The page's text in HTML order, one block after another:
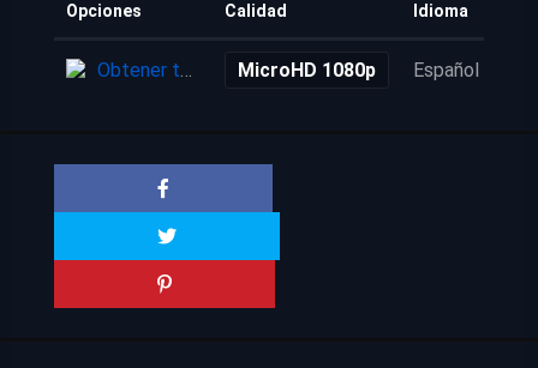
Opciones Calidad Idioma
Obtener torrent MicroHD 1080p Español